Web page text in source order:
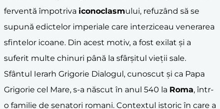
ferventă împotriva iconoclasmului, refuzând să se
supună edictelor imperiale care interziceau venerarea
sfintelor icoane. Din acest motiv, a fost exilat și a
suferit multe chinuri până la sfârșitul vieții sale.
Sfântul Ierarh Grigorie Dialogul, cunoscut și ca Papa
Grigorie cel Mare, s-a născut în anul 540 la Roma, într-
o familie de senatori romani. Contextul istoric în care a